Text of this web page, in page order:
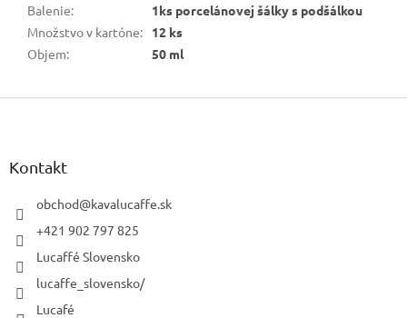
Balenie:
1ks porcelánovej šálky s podšálkou
Množstvo v kartóne:
12 ks
Objem: 50 ml
Z
Kontakt
obchod@kavalucaffe.sk
+421 902 797 825
Lucaffé Slovensko
lucaffe_slovensko/
Lucafé